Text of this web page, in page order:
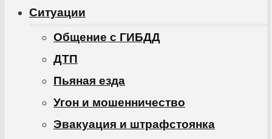
Ситуации
Общение с ГИБДД
ДТП
Пьяная езда
Угон и мошенничество
Эвакуация и штрафстоянка